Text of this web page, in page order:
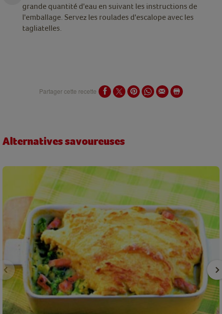
grande quantité d'eau en suivant les instructions de
l'emballage. Servez les roulades d'escalope avec les
tagliatelles.
Partager cette recette
Alternatives savoureuses